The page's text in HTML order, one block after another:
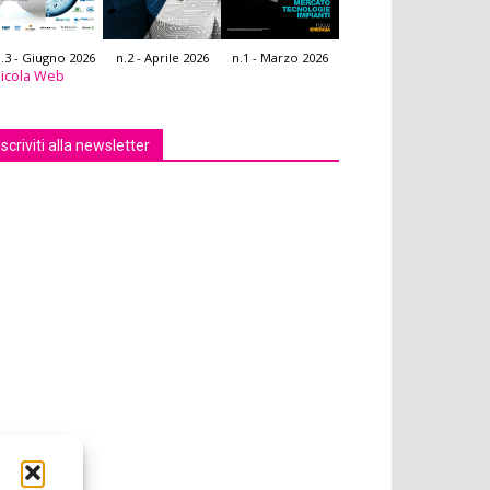
- Giugno 2026 n.2 - Aprile 2026 n.1 - Marzo 2026
Web
alla newsletter